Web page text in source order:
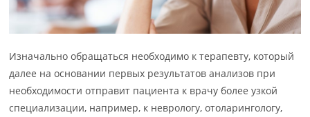
Изначально обращаться необходимо к терапевту, который
далее на основании первых результатов анализов при
необходимости отправит пациента к врачу более узкой
специализации, например, к неврологу, отоларингологу,